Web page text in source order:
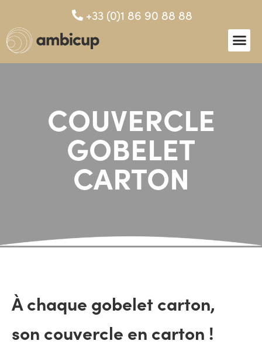
+33 (0)1 86 90 88 88
COUVERCLE
GOBELET
CARTON
À chaque gobelet carton,
son couvercle en carton !